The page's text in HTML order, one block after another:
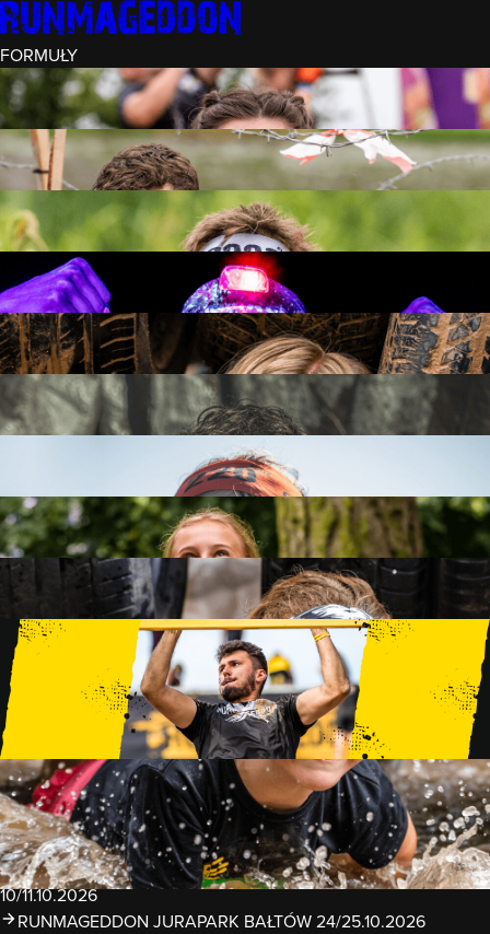
FORMUŁY
INTRO (¼)
15 PRZESZKÓD
3 KM+
REKRUT (½)
30 PRZESZKÓD
6 KM+
RUNMAGEDDON
50 PRZESZKÓD
12 KM+
NOCNY REKRUT (½)
30 PRZESZKÓD
6 KM+
INTRO U-16
15 PRZESZKÓD
3 KM+
RUNMAGEDDON HARDCORE
70 PRZESZKÓD
21 KM+
42 KM+
FAMILY
15 PRZESZKÓD
2 KM+
KIDS
15 PRZESZKÓD
1 KM+
TRENINGI
WYDARZENIA
RUNMAGEDDON LUBLIN ZALEW ZEMBORZYCKI
22/23.08.2026
RUNMAGEDDON ERGO ARENA GDAŃSK/SOPOT
12/13.09.2026
RUNMAGEDDON KIDS: DEMO WARSZAWA 24/26.09.2026
RUNMAGEDDON WROCŁAW KOPALNIA ROLANTOWICE
26/27.09.2026
RUNMAGEDDON WARSZAWA TWIERDZA MODLIN
10/11.10.2026
RUNMAGEDDON JURAPARK BAŁTÓW 24/25.10.2026